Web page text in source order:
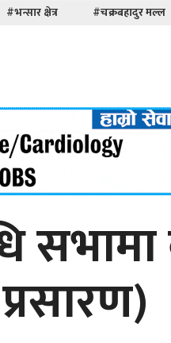
#भन्सार क्षेत्र #चक्रबहादुर मल्ल